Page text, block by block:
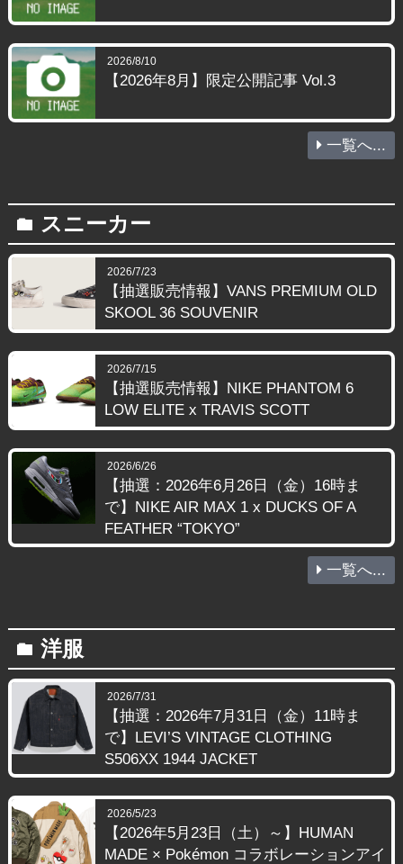
2026/8/10
【2026年8月】限定公開記事 Vol.3
一覧へ...
folder スニーカー
2026/7/23
【抽選販売情報】VANS PREMIUM OLD
SKOOL 36 SOUVENIR
2026/7/15
【抽選販売情報】NIKE PHANTOM 6
LOW ELITE x TRAVIS SCOTT
2026/6/26
【抽選：2026年6月26日（金）16時ま
で】NIKE AIR MAX 1 x DUCKS OF A
FEATHER “TOKYO”
一覧へ...
folder 洋服
2026/7/31
【抽選：2026年7月31日（金）11時ま
で】LEVI’S VINTAGE CLOTHING
S506XX 1944 JACKET
2026/5/23
【2026年5月23日（土）～】HUMAN
MADE × Pokémon コラボレーションアイ